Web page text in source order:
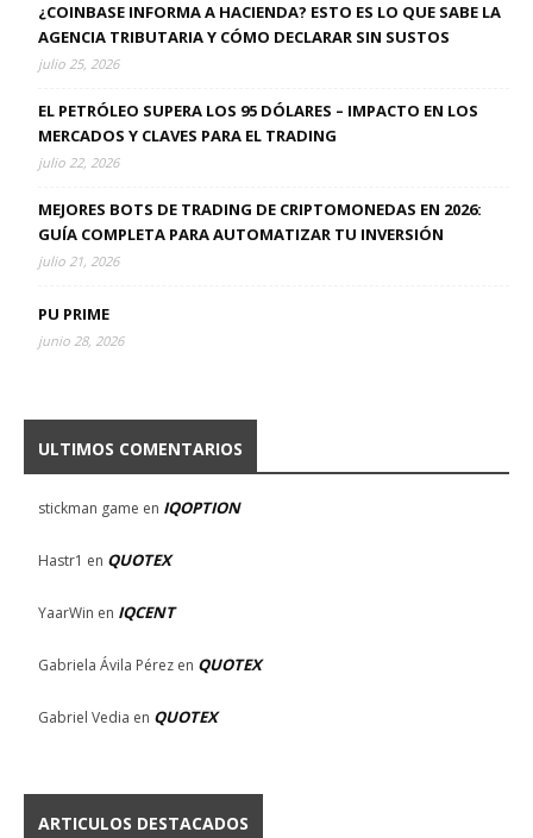
¿COINBASE INFORMA A HACIENDA? ESTO ES LO QUE SABE LA
AGENCIA TRIBUTARIA Y CÓMO DECLARAR SIN SUSTOS
julio 25, 2026
EL PETRÓLEO SUPERA LOS 95 DÓLARES – IMPACTO EN LOS
MERCADOS Y CLAVES PARA EL TRADING
julio 22, 2026
MEJORES BOTS DE TRADING DE CRIPTOMONEDAS EN 2026:
GUÍA COMPLETA PARA AUTOMATIZAR TU INVERSIÓN
julio 21, 2026
PU PRIME
junio 28, 2026
ULTIMOS COMENTARIOS
stickman game en IQOPTION
Hastr1 en QUOTEX
YaarWin en IQCENT
Gabriela Ávila Pérez en QUOTEX
Gabriel Vedia en QUOTEX
ARTICULOS DESTACADOS